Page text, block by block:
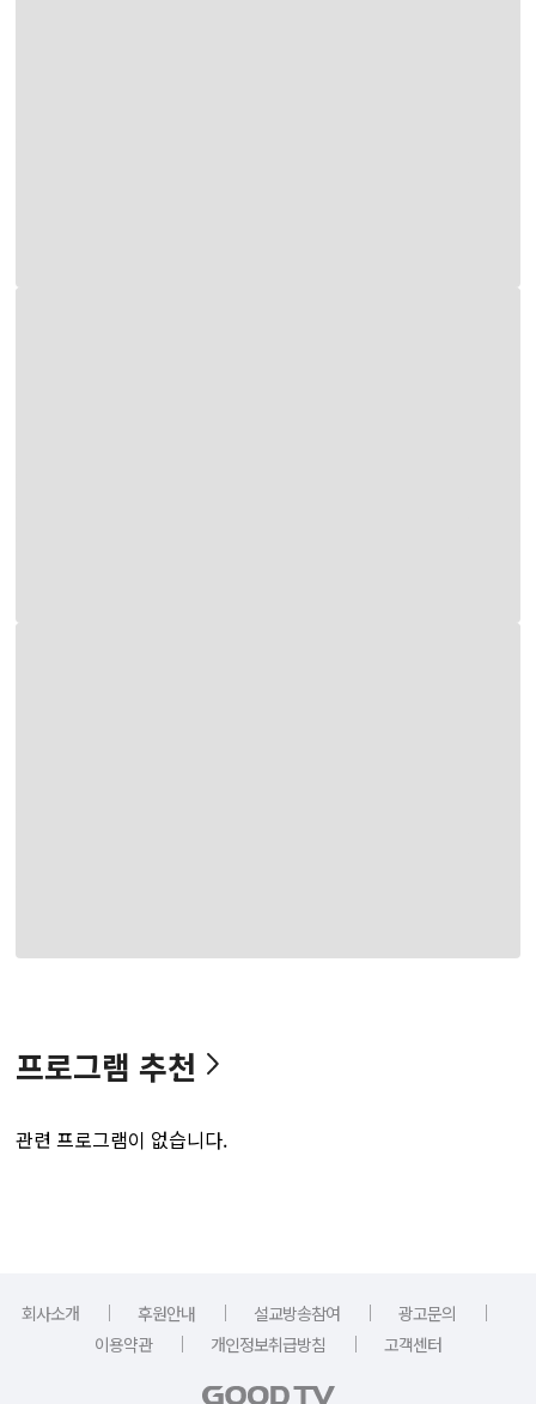
프로그램 추천
관련 프로그램이 없습니다.
회사소개 ｜ 후원안내 ｜ 설교방송참여 ｜ 광고문의
｜
이용약관
｜ 개인정보취급방침 ｜ 고객센터